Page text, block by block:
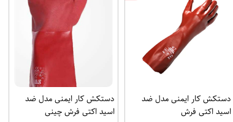
دستکش کار ایمنی مدل ضد
اسید اکتی فرش
دستکش کار ایمنی مدل ضد
اسید اکتی فرش چینی